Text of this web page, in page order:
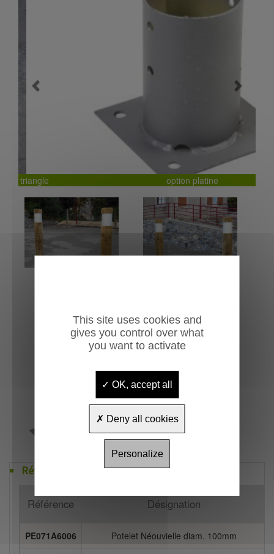
Références
Référence Désignation
PE071A6006 Potelet Néouvielle diam. 100mm
This site uses cookies and
gives you control over what
you want to activate
OK, accept all
Deny all cookies
Personalize